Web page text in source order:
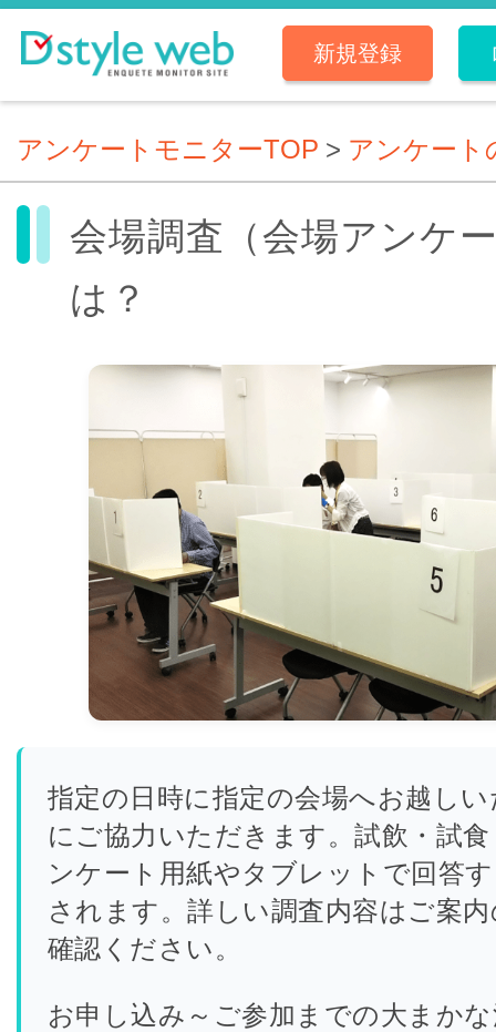
新規登録
アンケートモニターTOP > アンケート
会場調査（会場アンケ
は？
指定の日時に指定の会場へお越し
にご協力いただきます。試飲・試
ンケート用紙やタブレットで回答
されます。詳しい調査内容はご案
確認ください。
お申し込み～ご参加までの大まか